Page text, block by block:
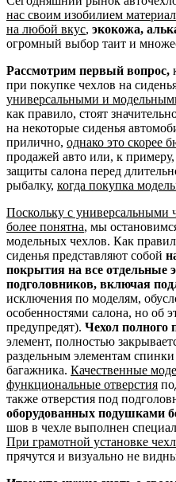
нас своим изобилием
на любой вкус, экокожа,
огромный выбор таит и
Рассмотрим первый вопрос,
при покупке чехлов на
универсальными и
как правило, стоят
на некоторые сиденья
прилично, однако это скорее
продажей авто или, к
защиты салона перед
рыбалку, когда покупка
Поскольку с универсальными
более понятна, мы
модельных чехлов. Как
сиденья представляют собой
покрытия на все отдельные
подголовников, включая
исключения по моделям,
особенностями салона, но об
предупредят). Чехол полного
элемент, полностью
раздельным элементам
багажника. Качественные
функциональные отверстия
также отверстия под
оборудованных подушками
шов в чехле выполнен
При грамотной установке
прячутся и визуально не